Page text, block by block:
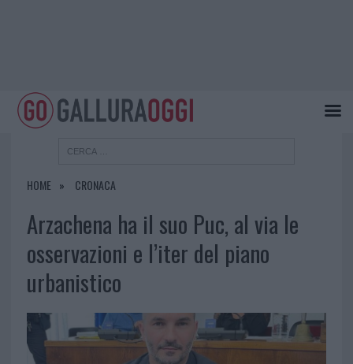
HOME CRONACA
Arzachena ha il suo Puc, al via le
osservazioni e l’iter del piano
urbanistico